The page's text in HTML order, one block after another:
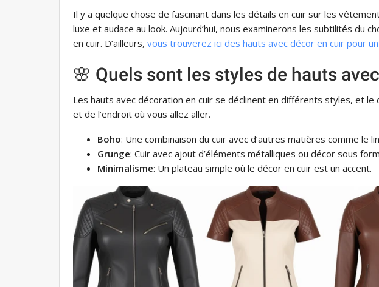
Il y a quelque chose de fascinant dans les détails en cuir sur les
luxe et audace au look. Aujourd’hui, nous examinerons les subtilités du
en cuir. D’ailleurs, vous trouverez ici des hauts avec décor en cuir pour
🌸 Quels sont les styles de hauts
Les hauts avec décoration en cuir se déclinent en différents styles, et
et de l’endroit où vous allez aller.
Boho: Une combinaison du cuir avec d’autres matières comme le
Grunge: Cuir avec ajout d’éléments métalliques ou décor sous
Minimalisme: Un plateau simple où le décor en cuir est un accent.